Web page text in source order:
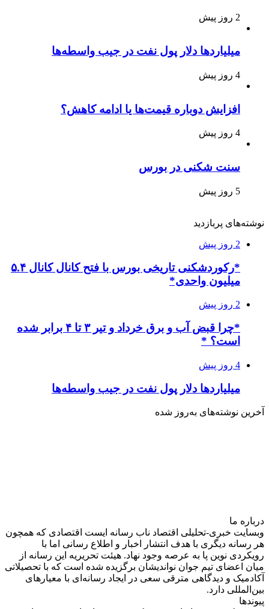
2 روز پیش
میلیاردها دلار پول نفت در جیب واسطه‌ها
4 روز پیش
افزایش دوباره قیمت‌ها یا ادامه کاهش؟
4 روز پیش
سنت شکنی در بورس
5 روز پیش
نوشته‌های پربازدید
2 روز پیش
*رکوردشکنی تاریخی بورس با فتح کانال کانال ۵.۴
میلیون واحدی*
2 روز پیش
*چرا قبض آب و برق خرداد و تیر ۳ تا ۴ برابر شده
است؟ *
4 روز پیش
میلیاردها دلار پول نفت در جیب واسطه‌ها
آخرین نوشته‌های‌ به‌روز شده
درباره‌ ما
وبسایت خبری-تحلیلی اقتصاد ناب رسانه‌ ایست اقتصادی که همچون
هر رسانه دیگری با هدف انتشار اخبار و اطلاع رسانی اما با
رویکردی نوین پا به عرصه وجود نهاد. هیئت تحریریه این رسانه از
میان اعضای تیم جوان نواندیشان برگزیده شده است که با تحصیلاتی
آکادمیک و دیدگاهی‌ مترقی سعی در ایجاد رسانه‌ای با معیار‌های
بین‌المللی دارد.
پیوندها